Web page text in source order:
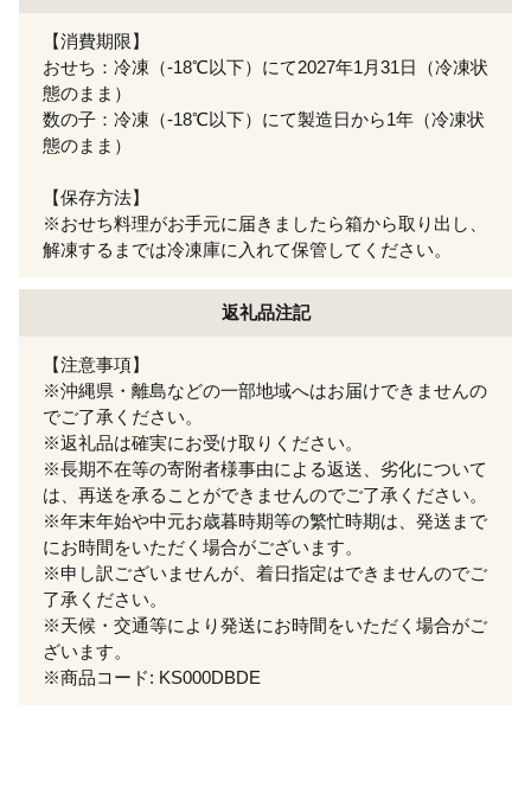
【消費期限】
おせち：冷凍（-18℃以下）にて2027年1月31日（冷凍状
態のまま）
数の子：冷凍（-18℃以下）にて製造日から1年（冷凍状
態のまま）
【保存方法】
※おせち料理がお手元に届きましたら箱から取り出し、
解凍するまでは冷凍庫に入れて保管してください。
返礼品注記
【注意事項】
※沖縄県・離島などの一部地域へはお届けできませんの
でご了承ください。
※返礼品は確実にお受け取りください。
※長期不在等の寄附者様事由による返送、劣化について
は、再送を承ることができませんのでご了承ください。
※年末年始や中元お歳暮時期等の繁忙時期は、発送まで
にお時間をいただく場合がございます。
※申し訳ございませんが、着日指定はできませんのでご
了承ください。
※天候・交通等により発送にお時間をいただく場合がご
ざいます。
※商品コード: KS000DBDE